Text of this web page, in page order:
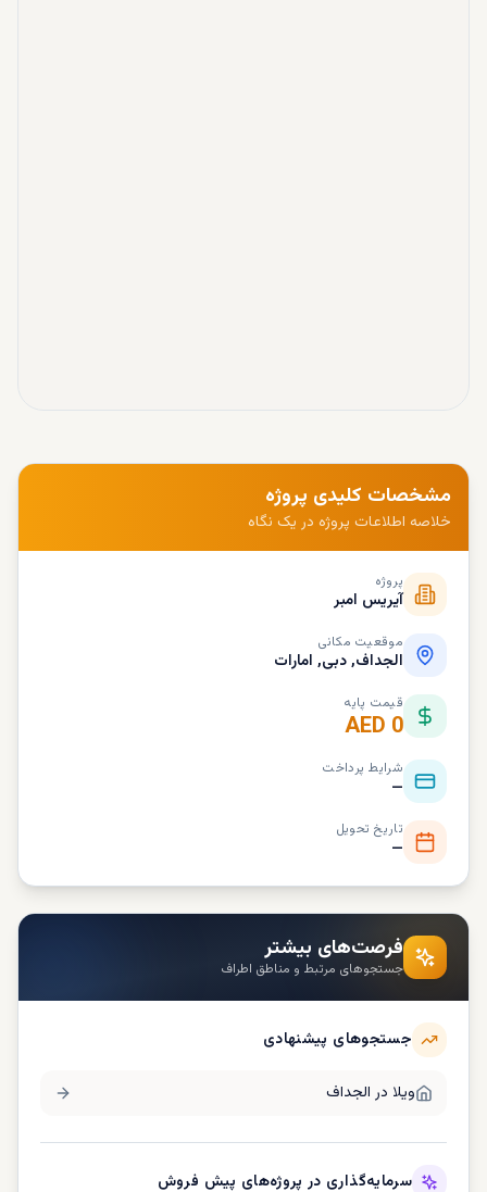
مشخصات کلیدی پروژه
خلاصه اطلاعات پروژه در یک نگاه
پروژه
آیریس امبر
موقعیت مکانی
الجداف, دبی, امارات
قیمت پایه
AED 0
شرایط پرداخت
—
تاریخ تحویل
—
فرصت‌های بیشتر
جستجوهای مرتبط و مناطق اطراف
جستجوهای پیشنهادی
ویلا در الجداف
سرمایه‌گذاری در پروژه‌های پیش فروش